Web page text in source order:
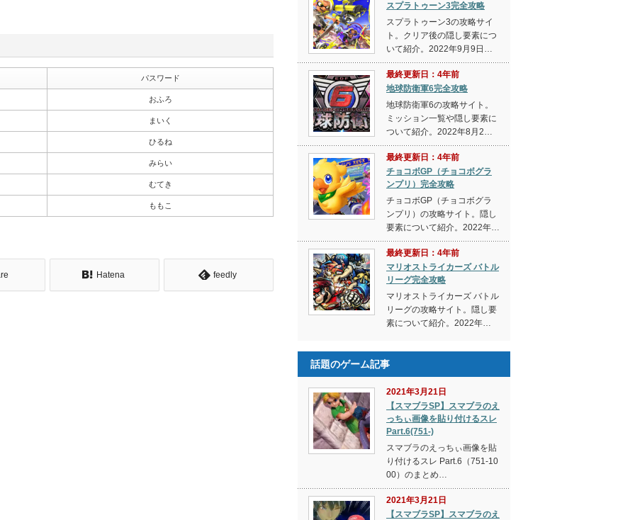
パスワード
おふろ
まいく
ひるね
みらい
むてき
ももこ
Hatena feedly
スプラトゥーン3完全攻略
スプラトゥーン3の攻略サイ
ト。クリア後の隠し要素につ
いて紹介。2022年9月9日…
最終更新日：4年前
地球防衛軍6完全攻略
地球防衛軍6の攻略サイト。
ミッション一覧や隠し要素に
ついて紹介。2022年8月2…
最終更新日：4年前
チョコボGP（チョコボグラ
ンプリ）完全攻略
チョコボGP（チョコボグラ
ンプリ）の攻略サイト。隠し
要素について紹介。2022年…
最終更新日：4年前
マリオストライカーズ バトル
リーグ完全攻略
マリオストライカーズ バトル
リーグの攻略サイト。隠し要
素について紹介。2022年…
話題のゲーム記事
2021年3月21日
【スマブラSP】スマブラのえ
っちぃ画像を貼り付けるスレ
Part.6(751-)
スマブラのえっちぃ画像を貼
り付けるスレ Part.6（751-10
00）のまとめ…
2021年3月21日
【スマブラSP】スマブラのえ